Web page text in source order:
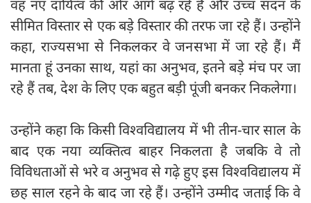
वह नए दायित्व की ओर आगे बढ़ रहे हैं और उच्च सदन के
सीमित विस्तार से एक बड़े विस्तार की तरफ जा रहे हैं। उन्होंने
कहा, राज्यसभा से निकलकर वे जनसभा में जा रहे हैं। मैं
मानता हूं उनका साथ, यहां का अनुभव, इतने बड़े मंच पर जा
रहे हैं तब, देश के लिए एक बहुत बड़ी पूंजी बनकर निकलेगा।
उन्होंने कहा कि किसी विश्वविद्यालय में भी तीन-चार साल के
बाद एक नया व्यक्तित्व बाहर निकलता है जबकि वे तो
विविधताओं से भरे व अनुभव से गढ़े हुए इस विश्वविद्यालय में
छह साल रहने के बाद जा रहे हैं। उन्होंने उम्मीद जताई कि वे